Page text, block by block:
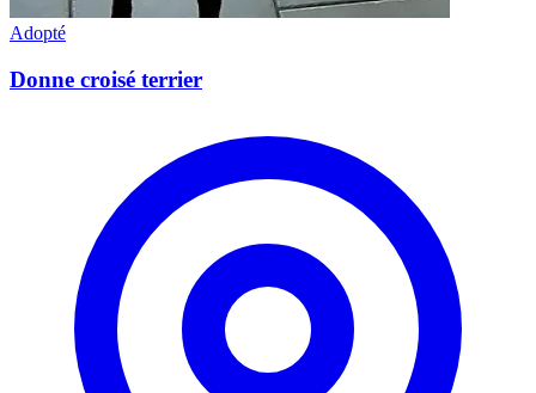
Adopté
Donne croisé terrier